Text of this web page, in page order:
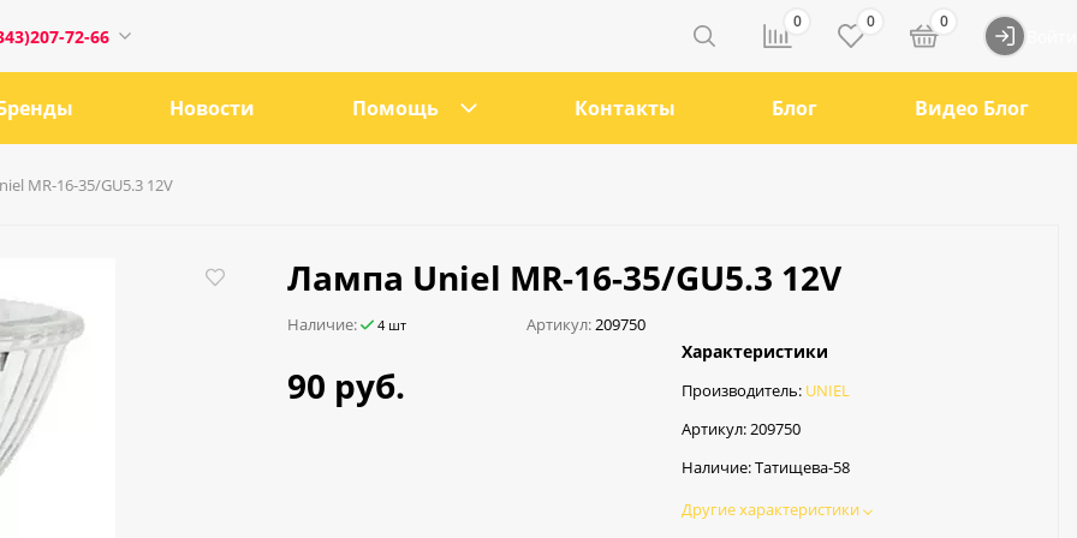
72-66
21
0 0 0
Новости Помощь Контакты Блог Видео Блог
MR-16-35/GU5.3 12V
Лампа Uniel MR-16-35/GU5.3 12V
Наличие: 4 шт Артикул:209750
90 руб.
Характеристики
Производитель: UNIEL
Артикул:209750
Наличие:Татищева-58
Другие характеристики